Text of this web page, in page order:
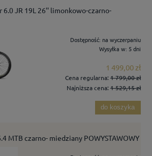
6.0 JR 19L 26'' limonkowo-czarno-
Dostępność: na wyczerpaniu
Wysyłka w: 5 dni
1 499,00 zł
Cena regularna: 1 799,00 zł
Najniższa cena: 1 529,15 zł
do koszyka
MTB czarno- miedziany POWYSTAWOWY